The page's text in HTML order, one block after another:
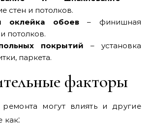
стен и потолков.
оклейка обоев– финишная
потолков.
покрытий – установка
паркета.
факторы
могут влиять и другие